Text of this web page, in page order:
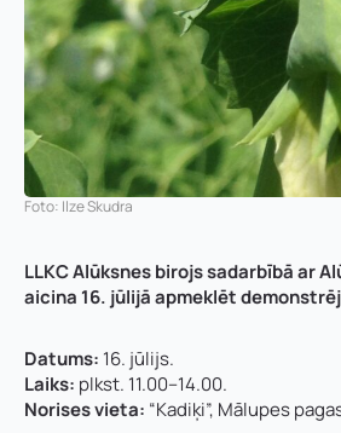
Foto: Ilze Skudra
LLKC Alūksnes birojs sadarbībā ar
aicina 16. jūlijā apmeklēt
Datums: 16. jūlijs.
Laiks: plkst. 11.00–14.00.
Norises vieta: “Kadiķi”, Mālupes